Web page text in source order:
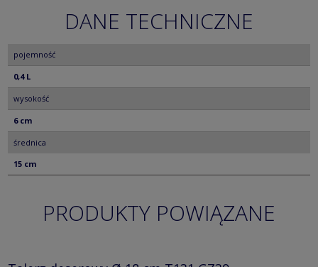
DANE TECHNICZNE
pojemność
0,4 L
wysokość
6 cm
średnica
15 cm
PRODUKTY POWIĄZANE